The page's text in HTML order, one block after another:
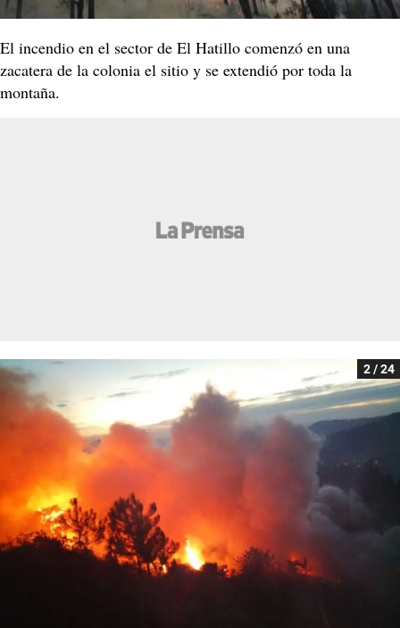
El incendio en el sector de El Hatillo comenzó en una
zacatera de la colonia el sitio y se extendió por toda la
montaña.
2 / 24